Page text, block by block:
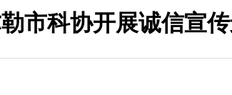
市科协开展诚信宣